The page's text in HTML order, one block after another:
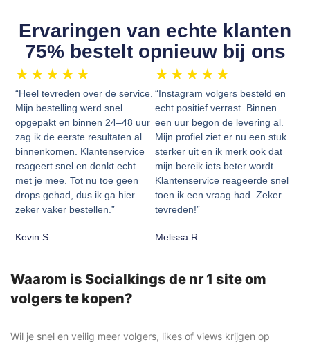
Ervaringen van echte klanten
75% bestelt opnieuw bij ons
★ ★ ★ ★ ★
“Heel tevreden over de service.
Mijn bestelling werd snel
opgepakt en binnen 24–48 uur
zag ik de eerste resultaten al
binnenkomen. Klantenservice
reageert snel en denkt echt
met je mee. Tot nu toe geen
drops gehad, dus ik ga hier
zeker vaker bestellen.”
Kevin S.
★ ★ ★ ★ ★
“Instagram volgers besteld en
echt positief verrast. Binnen
een uur begon de levering al.
Mijn profiel ziet er nu een stuk
sterker uit en ik merk ook dat
mijn bereik iets beter wordt.
Klantenservice reageerde snel
toen ik een vraag had. Zeker
tevreden!”
Melissa R.
Waarom is Socialkings de nr 1 site om
volgers te kopen?
Wil je snel en veilig meer volgers, likes of views krijgen op